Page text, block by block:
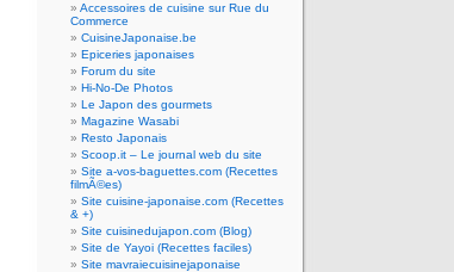
Accessoires de cuisine sur Rue du
Commerce
CuisineJaponaise.be
Epiceries japonaises
Forum du site
Hi-No-De Photos
Le Japon des gourmets
Magazine Wasabi
Resto Japonais
Scoop.it – Le journal web du site
Site a-vos-baguettes.com (Recettes
filmÃ©es)
Site cuisine-japonaise.com (Recettes
& +)
Site cuisinedujapon.com (Blog)
Site de Yayoi (Recettes faciles)
Site mavraiecuisinejaponaise